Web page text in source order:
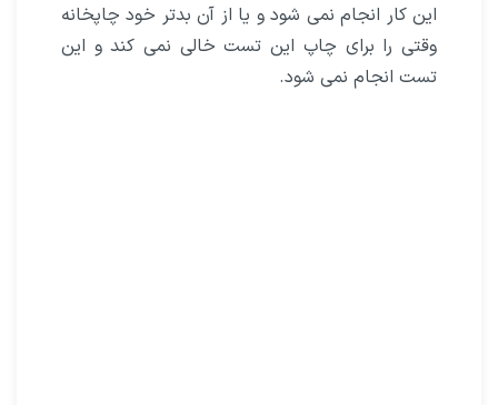
این کار انجام نمی شود و یا از آن بدتر خود چاپخانه
وقتی را برای چاپ این تست خالی نمی کند و این
تست انجام نمی شود.